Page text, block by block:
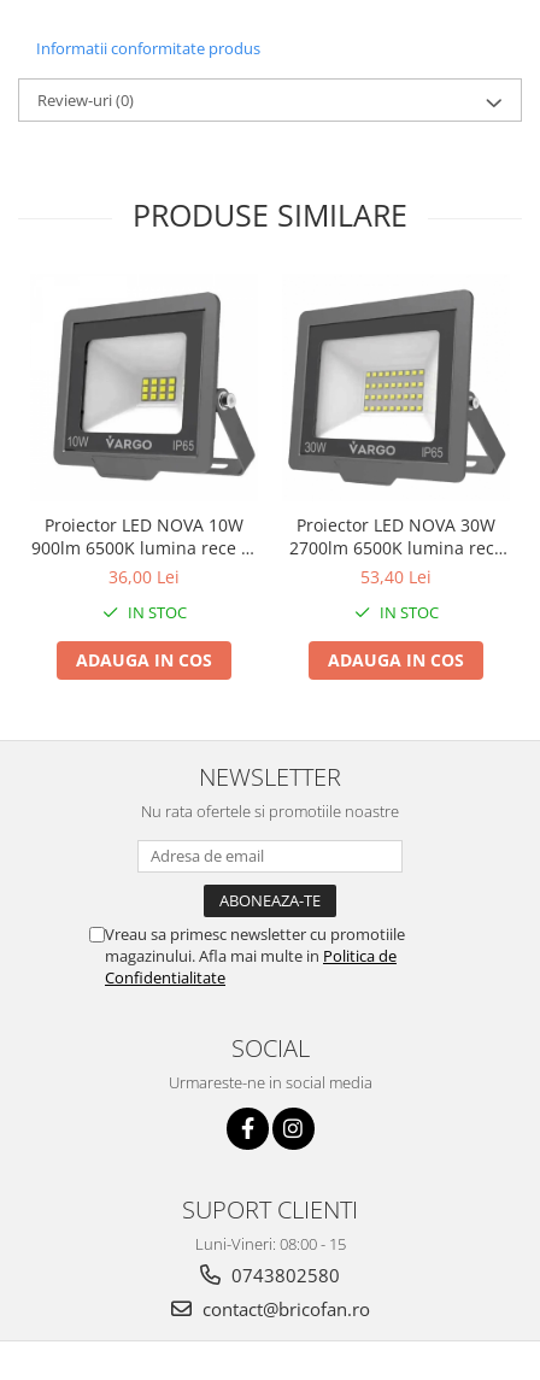
Suflante si aspiratoare exterior
Unelte altoit
Folie si plase pt plante
Pentru Casa si Camping
Aragaze, plite, piese butelii de
Accesorii aragaze & butelii
Butelii
Gratare
Plite & aragaze
Iluminat & electrice
Prelungitoare & cabluri electrice
Coliere plastic
Lumina de crestere pentru plante
Proiectoare & lampi de lucru
Cantare comerciale
Cantare Corporale
Accesorii aparatele de spalat cu
Aparate de spalat cu presiune
Articole si accesorii pentru baie
Informatii conformitate produs
Review-uri(0)
PRODUSE SIMILARE
Proiector LED NOVA 10W
900lm 6500K lumina rece V-
116545 VARGO
36,00 Lei
IN STOC
ADAUGA IN COS
Proiector LED NOVA 30W
2700lm 6500K lumina rece
V-116760 VARGO
53,40 Lei
IN STOC
ADAUGA IN COS
NEWSLETTER
Nu rata ofertele si promotiile noastre
Vreau sa primesc newsletter cu promotiile
magazinului. Afla mai multe in Politica de
Confidentialitate
SOCIAL
Urmareste-ne in social media
SUPORT CLIENTI
Luni-Vineri: 08:00 - 15
0743802580
contact@bricofan.ro